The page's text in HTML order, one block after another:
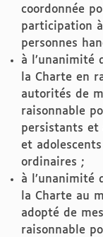
coordonnée
participation
personnes
à l’unanimité
la Charte en
autorités de
raisonnable
persistants et
et
ordinaires ;
à l’unanimité
la Charte au
adopté de
raisonnable